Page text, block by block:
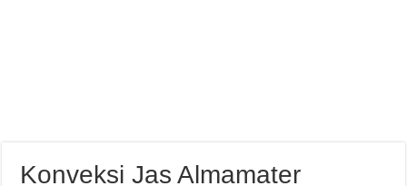
Konveksi Jas Almamater